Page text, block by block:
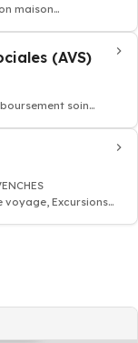
maison
(AVS)
soin
voyage, Excursions